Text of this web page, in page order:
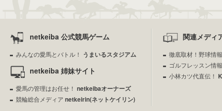
netkeiba 公式競馬ゲーム
みんなの愛馬とバトル！ うまいるスタジアム
netkeiba 姉妹サイト
愛馬の管理はお任せ！ netkeibaオーナーズ
競輪総合メディア netkeirin(ネットケイリン)
関連メディ
徹底取材！野球情
ゴルフレッスン情
小林カツ代直伝！